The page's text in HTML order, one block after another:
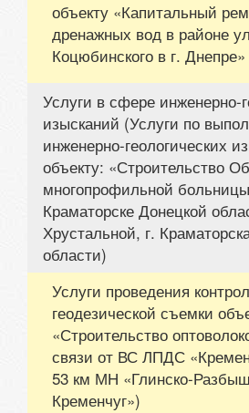
объекту «Капитальный
дренажных вод в районе
Коцюбинского в г. Днепре»
Услуги в сфере инженерно-
изысканий (Услуги по
инженерно-геологических
объекту: «Строительство
многопрофильной
Краматорске Донецкой
Хрустальной, г.
области)
Услуги проведения
геодезической съемки
«Строительство
связи от ВС ЛПДС
53 км МН «Глинско-
Кременчуг»)